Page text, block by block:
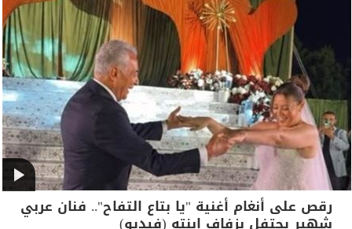
رقص على أنغام أغنية "يا بتاع التفاح".. فنان عربي
شهير يحتفل بزفاف ابنته (فيديو)